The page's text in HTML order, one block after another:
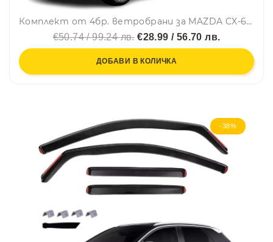
Комплект от 4бр. ветробрани за MAZDA CX-60 2022 г. +
€50.74 / 99.24 лв.€28.99 / 56.70 лв.
ДОБАВИ В КОЛИЧКА
-38%